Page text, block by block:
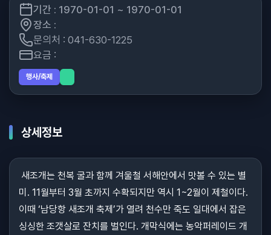
기간 : 1970-01-01 ~ 1970-01-01
장소 :
문의처 : 041-630-1225
요금 :
행사/축제
상세정보
새조개는 천복 굴과 함께 겨울철 서해안에서 맛볼 수 있는 별
미. 11월부터 3월 초까지 수확되지만 역시 1~2월이 제철이다.
이때 ‘남당항 새조개 축제’가 열려 천수만 죽도 일대에서 잡은
싱싱한 조갯살로 잔치를 벌인다. 개막식에는 농악퍼레이드 개